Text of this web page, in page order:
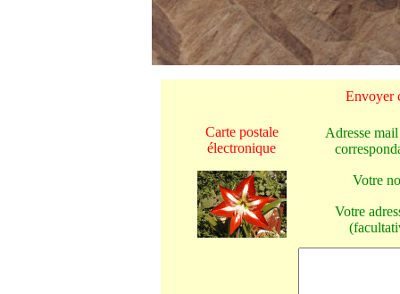
Envoyer
Carte postale
électronique
Adresse
Votre
Votre